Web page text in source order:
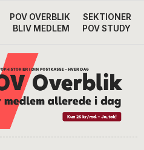
POV OVERBLIK
SEKTIONER
BLIV MEDLEM POV STUDY